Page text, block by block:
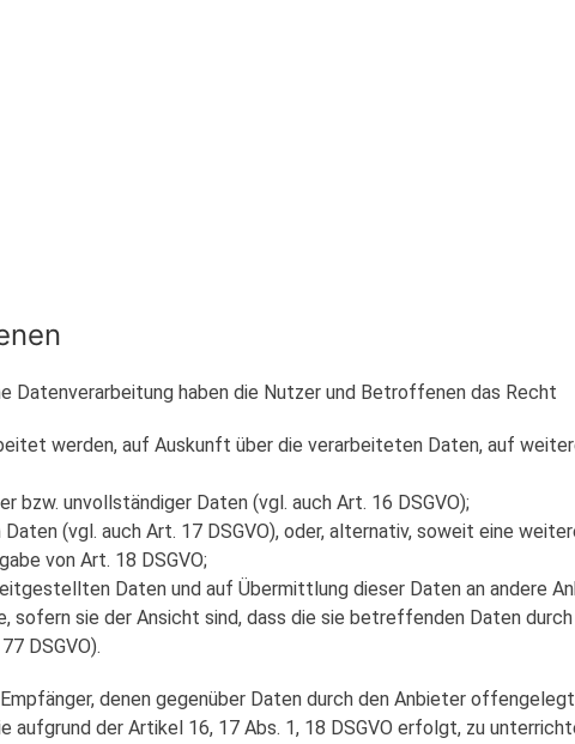
Datenverarbeitung haben die Nutzer und Betroffenen das Recht
werden, auf Auskunft über die verarbeiteten Daten, auf
bzw. unvollständiger Daten (vgl. auch Art. 16 DSGVO);
(vgl. auch Art. 17 DSGVO), oder, alternativ, soweit eine
von Art. 18 DSGVO;
Daten und auf Übermittlung dieser Daten an andere
sofern sie der Ansicht sind, dass die sie betreffenden Daten
DSGVO).
denen gegenüber Daten durch den Anbieter
aufgrund der Artikel 16, 17 Abs. 1, 18 DSGVO erfolgt, zu